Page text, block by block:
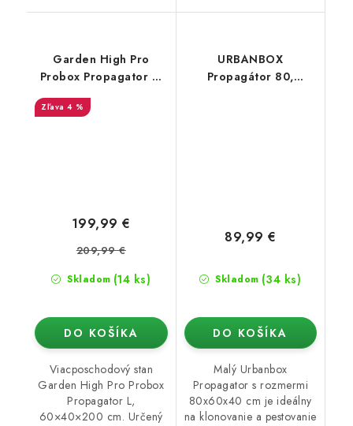
Garden High Pro
Probox Propagator L,
4 %
Skladom (14 ks)
199,99 €
209,99 €
DO KOŠÍKA
Viacposchodový stan
Garden High Pro Probox
Propagator L,
60×40×200 cm. Určený
URBANBOX
Propagátor 80,
Skladom (34 ks)
89,99 €
DO KOŠÍKA
Malý Urbanbox
Propagator s rozmermi
80x60x40 cm je ideálny
na klonovanie a pestovanie